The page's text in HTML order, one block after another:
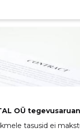
OÜ
tasusid ei